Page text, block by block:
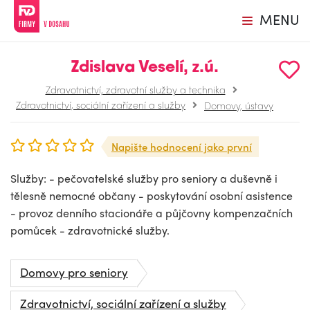
MENU
Zdislava Veselí, z.ú.
Zdravotnictví, zdravotní služby a technika
Zdravotnictví, sociální zařízení a služby
Domovy, ústavy
Napište hodnocení jako první
Služby: - pečovatelské služby pro seniory a duševně i
tělesně nemocné občany - poskytování osobní asistence
- provoz denního stacionáře a půjčovny kompenzačních
pomůcek - zdravotnické služby.
Domovy pro seniory
Zdravotnictví, sociální zařízení a služby